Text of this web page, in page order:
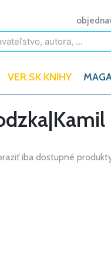
VER.SK KNIHY
iba dostupné